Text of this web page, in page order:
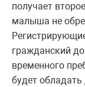
получает
малыша не
гражданский
временного
будет